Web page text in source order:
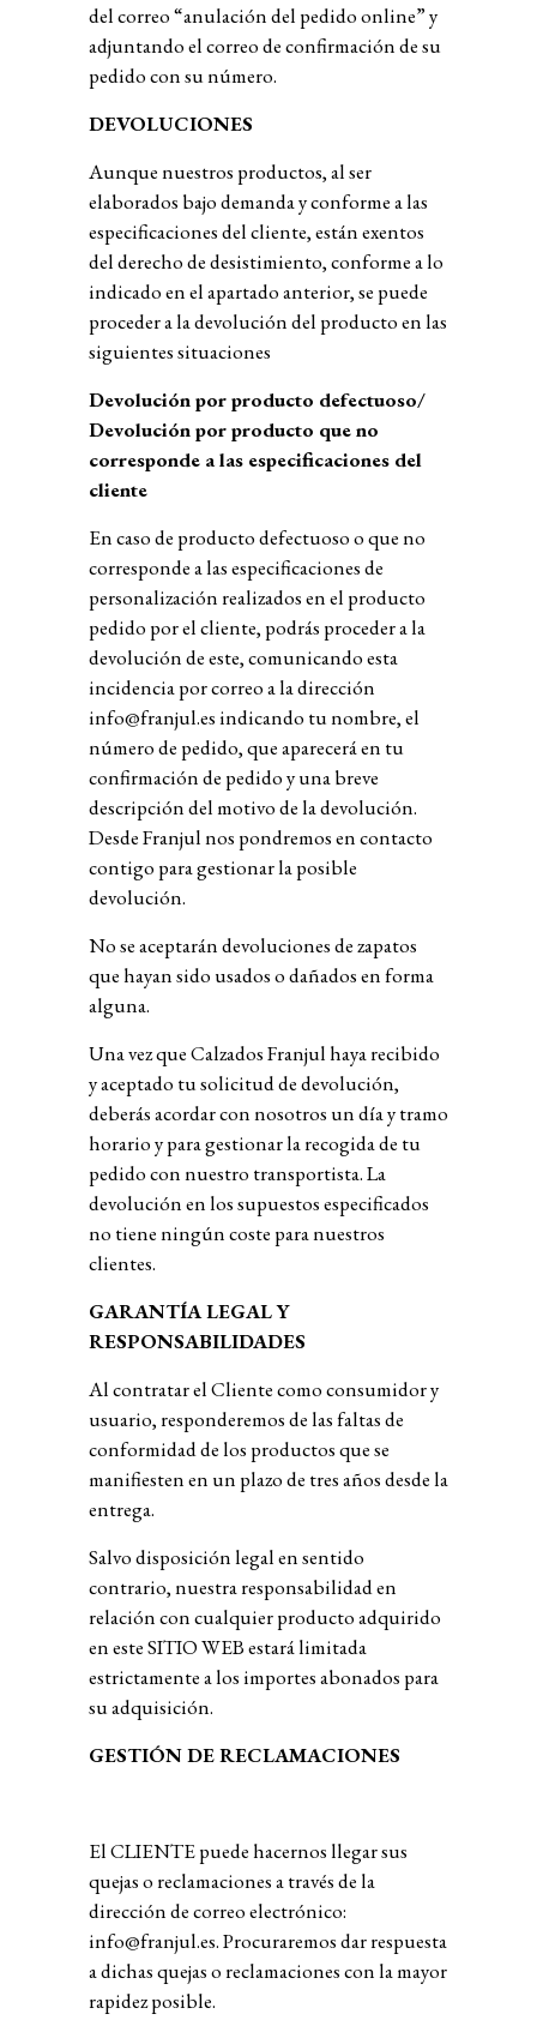
del correo “anulación del pedido online” y
adjuntando el correo de confirmación de su
pedido con su número.
DEVOLUCIONES
Aunque nuestros productos, al ser
elaborados bajo demanda y conforme a las
especificaciones del cliente, están exentos
del derecho de desistimiento, conforme a lo
indicado en el apartado anterior, se puede
proceder a la devolución del producto en las
siguientes situaciones
Devolución por producto defectuoso/
Devolución por producto que no
corresponde a las especificaciones del
cliente
En caso de producto defectuoso o que no
corresponde a las especificaciones de
personalización realizados en el producto
pedido por el cliente, podrás proceder a la
devolución de este, comunicando esta
incidencia por correo a la dirección
info@franjul.esindicando tu nombre, el
número de pedido, que aparecerá en tu
confirmación de pedido y una breve
descripción del motivo de la devolución.
Desde Franjul nos pondremos en contacto
contigo para gestionar la posible
devolución.
No se aceptarán devoluciones de zapatos
que hayan sido usados o dañados en forma
alguna.
Una vez que Calzados Franjul haya recibido
y aceptado tu solicitud de devolución,
deberás acordar con nosotros un día y tramo
horario y para gestionar la recogida de tu
pedido con nuestro transportista. La
devolución en los supuestos especificados
no tiene ningún coste para nuestros
clientes.
GARANTÍA LEGAL Y
RESPONSABILIDADES
Al contratar el Cliente como consumidor y
usuario, responderemos de las faltas de
conformidad de los productos que se
manifiesten en un plazo de tres años desde la
entrega.
Salvo disposición legal en sentido
contrario, nuestra responsabilidad en
relación con cualquier producto adquirido
en este SITIO WEB estará limitada
estrictamente a los importes abonados para
su adquisición.
GESTIÓN DE RECLAMACIONES
El CLIENTE puede hacernos llegar sus
quejas o reclamaciones a través de la
dirección de correo electrónico:
info@franjul.es. Procuraremos dar respuesta
a dichas quejas o reclamaciones con la mayor
rapidez posible.